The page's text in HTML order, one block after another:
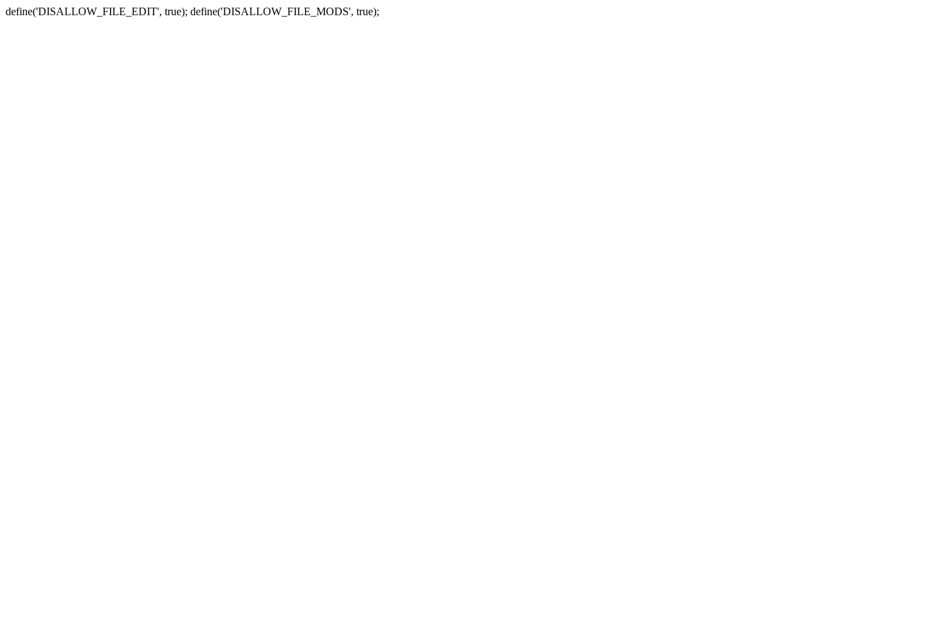
define('DISALLOW_FILE_EDIT', true); define('DISALLOW_FILE_MODS', true);